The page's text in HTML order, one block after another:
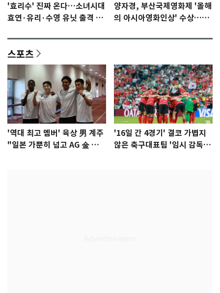
'효리수' 진짜 온다…소녀시대
효연·유리·수영 유닛 출격 [N
양자경, 부산국제영화제 '올해
의 아시아영화인상' 수상…15
스포츠
'역대 최고 멤버' 육상 男 계주
"일본 가뿐히 넘고 AG 金 따겠
'16일 간 4경기' 결코 가볍지
않은 축구대표팀 '임시 감독'